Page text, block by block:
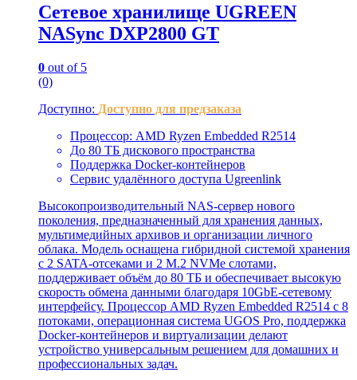
Cетевое хранилище UGREEN
NASync DXP2800 GT
0 out of 5
(0)
Доступно: Доступно для предзаказа
Процессор: AMD Ryzen Embedded R2514
До 80 ТБ дискового пространства
Поддержка Docker-контейнеров
Сервис удалённого доступа Ugreenlink
Высокопроизводительный NAS-сервер нового
поколения, предназначенный для хранения данных,
мультимедийных архивов и организации личного
облака. Модель оснащена гибридной системой хранения
с 2 SATA-отсеками и 2 M.2 NVMe слотами,
поддерживает объём до 80 ТБ и обеспечивает высокую
скорость обмена данными благодаря 10GbE-сетевому
интерфейсу. Процессор AMD Ryzen Embedded R2514 с 8
потоками, операционная система UGOS Pro, поддержка
Docker-контейнеров и виртуализации делают
устройство универсальным решением для домашних и
профессиональных задач.